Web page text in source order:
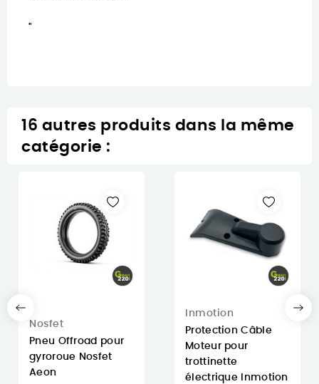
"
16 autres produits dans la même
catégorie :
Nosfet
Pneu Offroad pour
gyroroue Nosfet
Aeon
Inmotion
Protection Câble
Moteur pour
trottinette
électrique Inmotion